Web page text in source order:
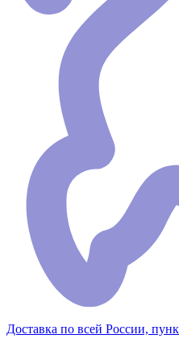
Доставка по всей России,